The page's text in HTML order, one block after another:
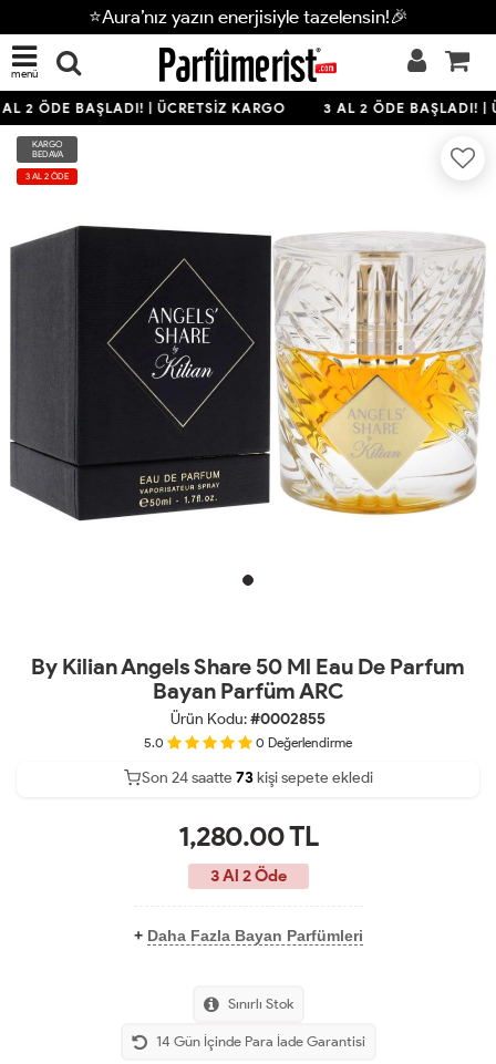
⭐Aura’nız yazın enerjisiyle tazelensin!🎉
menü
2 ÖDE BAŞLADI! | ÜCRETSİZ KARGO 3 AL 2 ÖDE BAŞLADI! |
KARGO
BEDAVA
3 AL 2 ÖDE
By Kilian Angels Share 50 Ml Eau De Parfum
Bayan Parfüm ARC
Ürün Kodu:#0002855
5.0 0 Değerlendirme
40
Son 24 saatte 73kişi sepete ekledi
29
1,280.00TL
3 Al 2 Öde
+ Daha Fazla Bayan Parfümleri
Sınırlı Stok
14 Gün İçinde Para İade Garantisi